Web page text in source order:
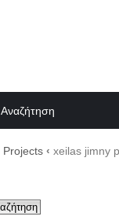
Αναζήτηση
Projects ‹ xeilas jimny